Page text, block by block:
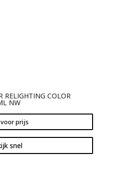
RELIGHTING COLOR
NW
prijs
snel